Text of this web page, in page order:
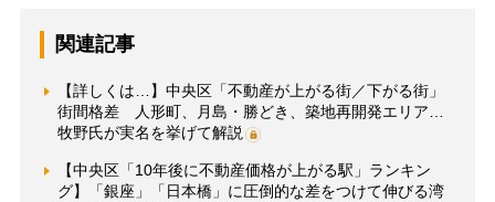
関連記事
【詳しくは…】中央区「不動産が上がる街／下がる街」
街間格差 人形町、月島・勝どき、築地再開発エリア…
牧野氏が実名を挙げて解説
【中央区「10年後に不動産価格が上がる駅」ランキン
グ】「銀座」「日本橋」に圧倒的な差をつけて伸びる湾